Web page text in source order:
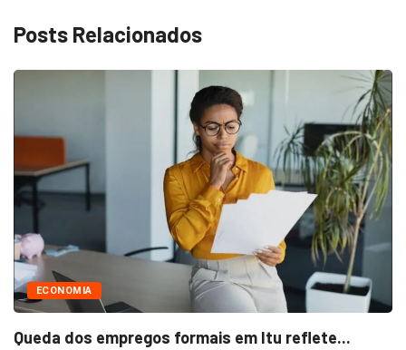
Posts Relacionados
ECONOMIA
Queda dos empregos formais em Itu reflete...